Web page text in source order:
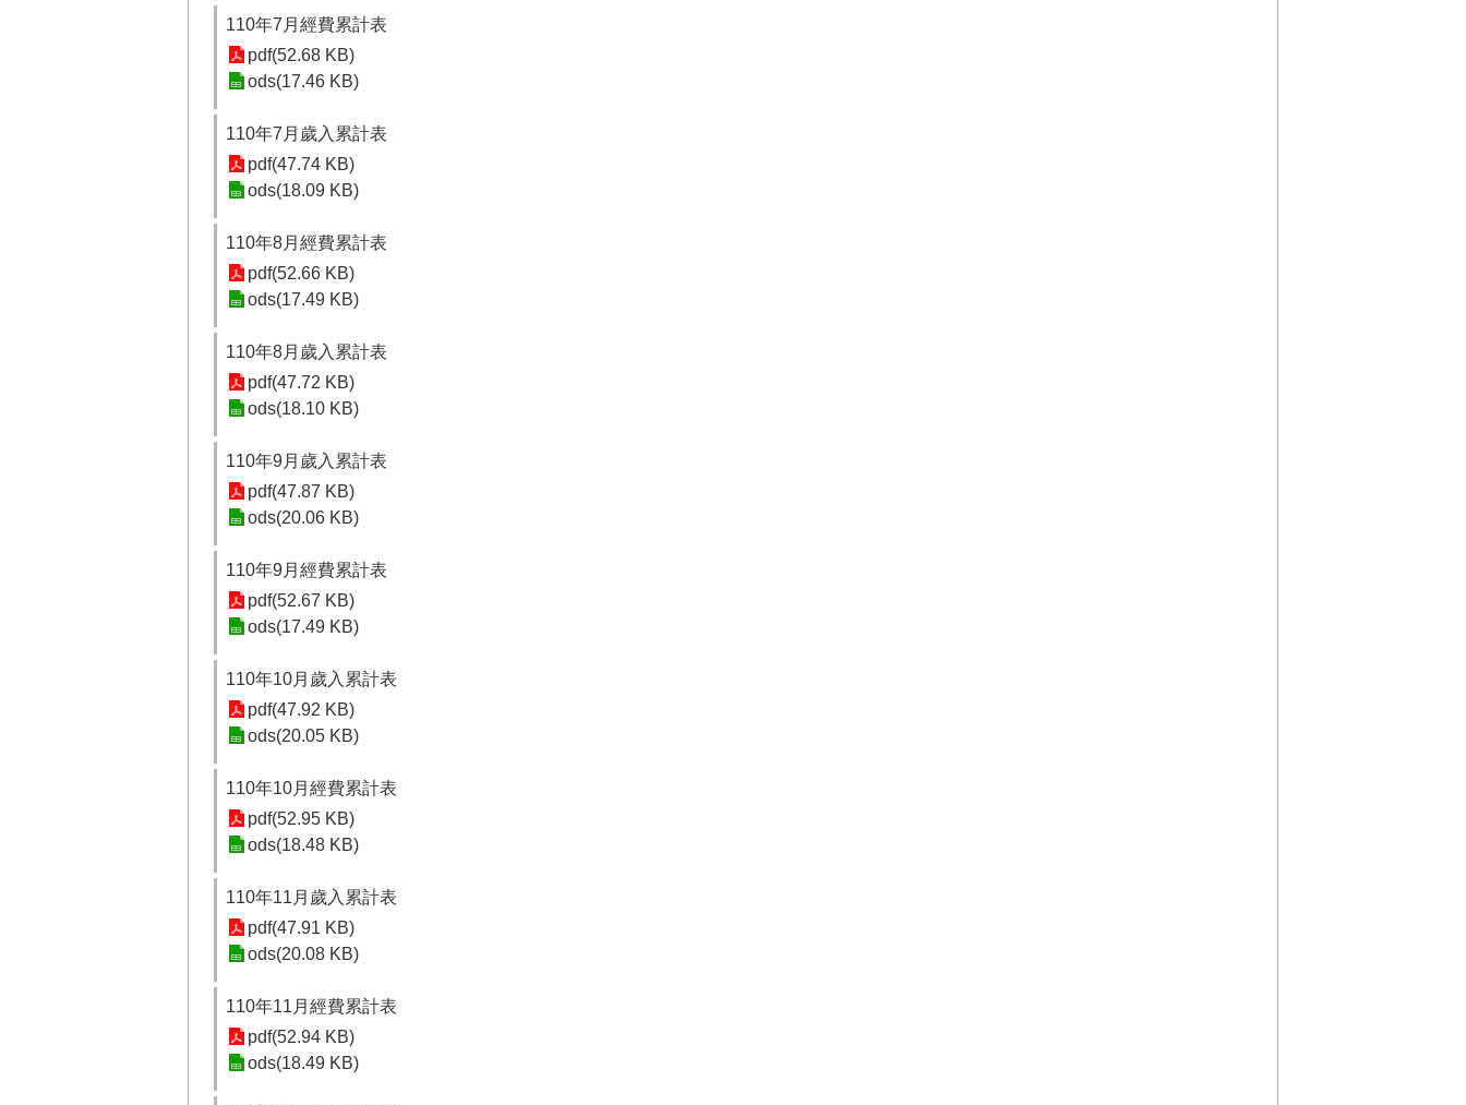
110年7月經費累計表
pdf(52.68 KB)
ods(17.46 KB)
110年7月歲入累計表
pdf(47.74 KB)
ods(18.09 KB)
110年8月經費累計表
pdf(52.66 KB)
ods(17.49 KB)
110年8月歲入累計表
pdf(47.72 KB)
ods(18.10 KB)
110年9月歲入累計表
pdf(47.87 KB)
ods(20.06 KB)
110年9月經費累計表
pdf(52.67 KB)
ods(17.49 KB)
110年10月歲入累計表
pdf(47.92 KB)
ods(20.05 KB)
110年10月經費累計表
pdf(52.95 KB)
ods(18.48 KB)
110年11月歲入累計表
pdf(47.91 KB)
ods(20.08 KB)
110年11月經費累計表
pdf(52.94 KB)
ods(18.49 KB)